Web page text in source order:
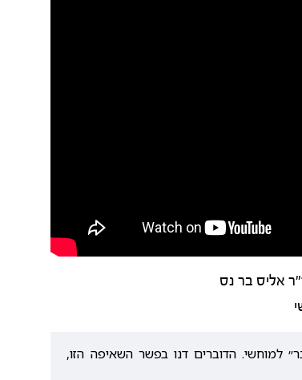
אליס בר נס
למוחשי. הדוברים דנו בפשר השאיפה הזו,